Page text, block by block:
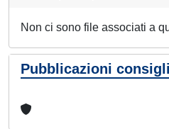
Non ci sono file associati a
Pubblicazioni